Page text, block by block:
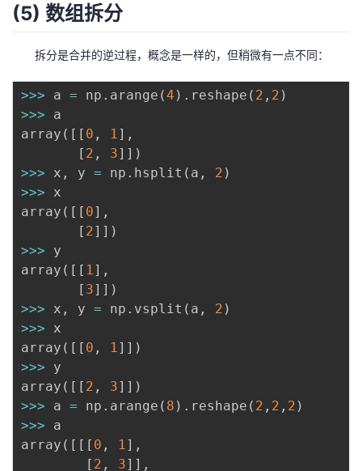
(5) 数组拆分
拆分是合并的逆过程，概念是一样的，但稍微有一点不同：
>>> a = np . arange (4 ) . reshape ( 2 , 2 )
>>> a
array ( [ [ 0 , 1] ,
[ 2 , 3] ] )
>>> x , y = np . hsplit ( a , 2 )
>>> x
array ( [ [ 0] ,
[ 2] ] )
>>> y
array ( [ [ 1] ,
[ 3] ] )
>>> x , y = np . vsplit ( a , 2 )
>>> x
array ( [ [ 0 , 1] ] )
>>> y
array ( [ [ 2 , 3] ] )
>>> a = np . arange ( 8 ) . reshape ( 2 , 2 , 2 )
>>> a
array ( [ [ [ 0 , 1] ,
[ 2 , 3] ] ,